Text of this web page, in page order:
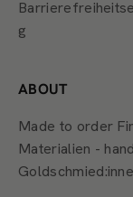
g
ABOUT
Made to order
Materialien -